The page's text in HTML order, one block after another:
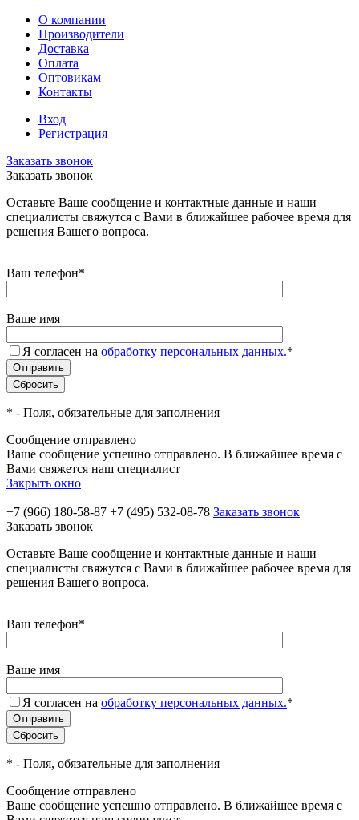
О компании
Производители
Доставка
Оплата
Оптовикам
Контакты
Вход
Регистрация
Заказать звонок
Заказать звонок
Оставьте Ваше сообщение и контактные данные и наши
специалисты свяжутся с Вами в ближайшее рабочее время для
решения Вашего вопроса.
Ваш телефон*
Ваше имя
Я согласен на обработку персональных данных.*
* - Поля, обязательные для заполнения
Сообщение отправлено
Ваше сообщение успешно отправлено. В ближайшее время с
Вами свяжется наш специалист
Закрыть окно
+7 (966) 180-58-87 +7 (495) 532-08-78 Заказать звонок
Заказать звонок
Оставьте Ваше сообщение и контактные данные и наши
специалисты свяжутся с Вами в ближайшее рабочее время для
решения Вашего вопроса.
Ваш телефон*
Ваше имя
Я согласен на обработку персональных данных.*
* - Поля, обязательные для заполнения
Сообщение отправлено
Ваше сообщение успешно отправлено. В ближайшее время с